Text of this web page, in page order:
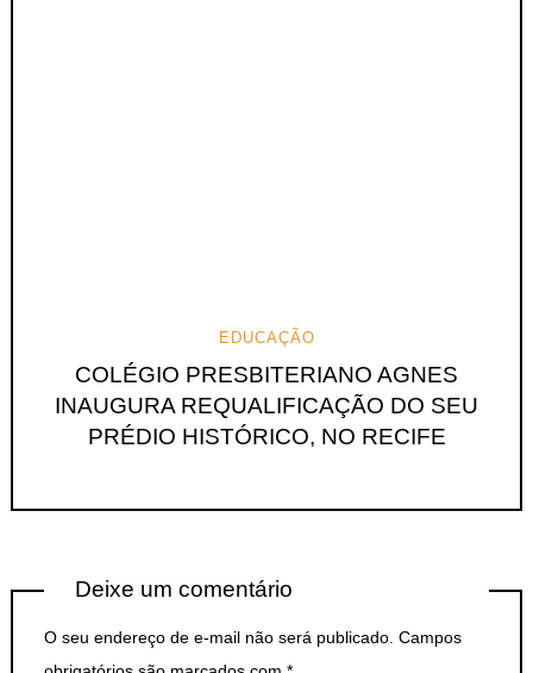
EDUCAÇÃO
COLÉGIO PRESBITERIANO AGNES
INAUGURA REQUALIFICAÇÃO DO SEU
PRÉDIO HISTÓRICO, NO RECIFE
Deixe um comentário
O seu endereço de e-mail não será publicado. Campos